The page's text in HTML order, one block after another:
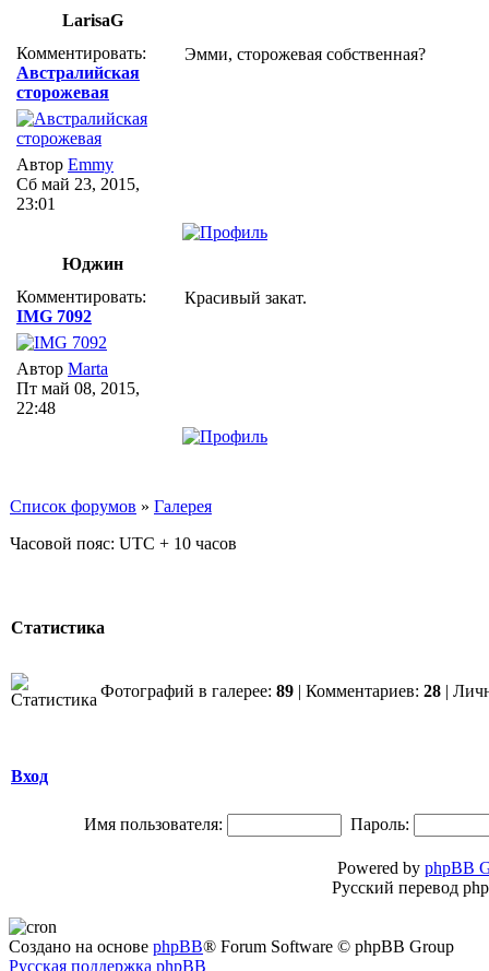
LarisaG
Комментировать:
Австралийская
сторожевая
Автор Emmy
Сб май 23, 2015,
23:01
Эмми, сторожевая собственная?
Юджин
Комментировать:
IMG 7092
Автор Marta
Пт май 08, 2015,
22:48
Красивый закат.
Список форумов » Галерея
Часовой пояс: UTC + 10 часов
Статистика
Фотографий в галерее: 89 | Комментариев: 28 |
Вход
Имя пользователя: Пароль:
Powered by phpBB
Русский перевод
Создано на основе phpBB® Forum Software © phpBB Group
Русская поддержка phpBB